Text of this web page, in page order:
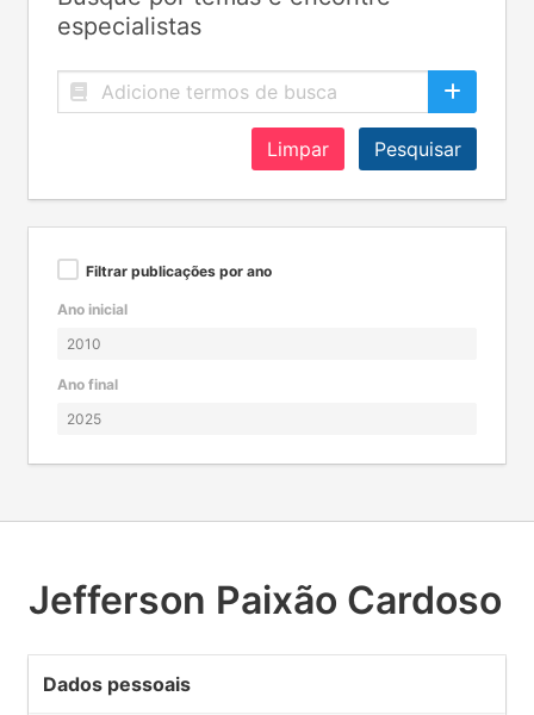
especialistas
Limpar Pesquisar
Filtrar publicações por ano
Ano inicial
Ano final
Jefferson Paixão Cardoso
Dados pessoais